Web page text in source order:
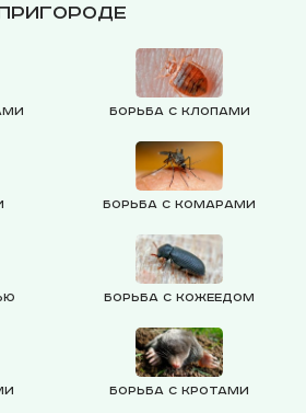
Борьба с клопами
Борьба с комарами
Борьба с кожеедом
Борьба с кротами